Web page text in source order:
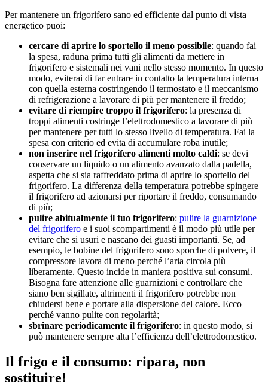
Per mantenere un frigorifero sano ed efficiente dal punto di vista
energetico puoi:
cercare di aprire lo sportello il meno possibile: quando fai
la spesa, raduna prima tutti gli alimenti da mettere in
frigorifero e sistemali nei vani nello stesso momento. In questo
modo, eviterai di far entrare in contatto la temperatura interna
con quella esterna costringendo il termostato e il meccanismo
di refrigerazione a lavorare di più per mantenere il freddo;
evitare di riempire troppo il frigorifero: la presenza di
troppi alimenti costringe l’elettrodomestico a lavorare di più
per mantenere per tutti lo stesso livello di temperatura. Fai la
spesa con criterio ed evita di accumulare roba inutile;
non inserire nel frigorifero alimenti molto caldi: se devi
conservare un liquido o un alimento avanzato dalla padella,
aspetta che si sia raffreddato prima di aprire lo sportello del
frigorifero. La differenza della temperatura potrebbe spingere
il frigorifero ad azionarsi per riportare il freddo, consumando
di più;
pulire abitualmente il tuo frigorifero: pulire la guarnizione
del frigorifero e i suoi scompartimenti è il modo più utile per
evitare che si usuri e nascano dei guasti importanti. Se, ad
esempio, le bobine del frigorifero sono sporche di polvere, il
compressore lavora di meno perché l’aria circola più
liberamente. Questo incide in maniera positiva sui consumi.
Bisogna fare attenzione alle guarnizioni e controllare che
siano ben sigillate, altrimenti il frigorifero potrebbe non
chiudersi bene e portare alla dispersione del calore. Ecco
perché vanno pulite con regolarità;
sbrinare periodicamente il frigorifero: in questo modo, si
può mantenere sempre alta l’efficienza dell’elettrodomestico.
Il frigo e il consumo: ripara, non
sostituire!